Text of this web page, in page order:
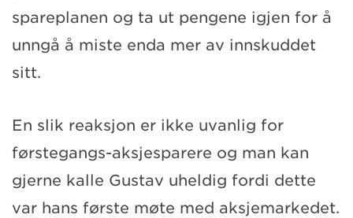
spareplanen og ta ut pengene igjen for å
unngå å miste enda mer av innskuddet
sitt.
En slik reaksjon er ikke uvanlig for
førstegangs-aksjesparere og man kan
gjerne kalle Gustav uheldig fordi dette
var hans første møte med aksjemarkedet.